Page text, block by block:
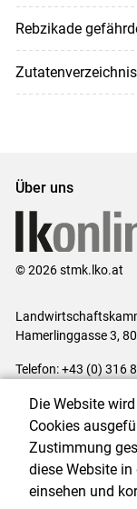
Rebzikade
Über uns
© 2026 stmk.lko.at
Hamerlinggasse 3,
Telefon: +43 (0) 316
Impressum|Kontakt
Cookie-Einstellungen
Die Website
Cookies
Zustimmung
diese Website in
einsehen und